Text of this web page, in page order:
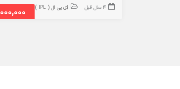
4 سال قبل آی پی ال ( IPL )